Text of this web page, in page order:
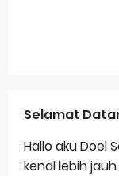
Selamat
Hallo aku Doel
kenal lebih